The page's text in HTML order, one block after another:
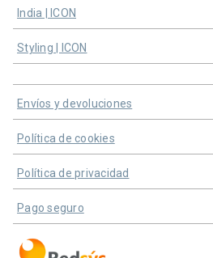
India | ICON
Styling | ICON
Envíos y devoluciones
Política de cookies
Política de privacidad
Pago seguro